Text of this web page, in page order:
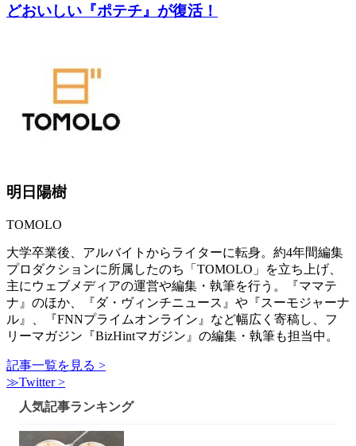
どおいしい『ポテチ』が復活！
明日陽樹
TOMOLO
大学卒業後、アルバイトからライターに転身。約4年間編集
プロダクションに所属したのち「TOMOLO」を立ち上げ、
主にウェブメディアの運営や編集・執筆を行う。『ママテ
ナ』のほか、『ダ・ヴィンチニュース』や『スーモジャーナ
ル』、『FNNプライムオンライン』など幅広く寄稿し、フ
リーマガジン『BizHintマガジン』の編集・執筆も担当中。
記事一覧を見る >
≫Twitter >
人気記事ランキング